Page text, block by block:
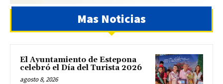
Mas Noticias
El Ayuntamiento de Estepona
celebró el Día del Turista 2026
agosto 8, 2026